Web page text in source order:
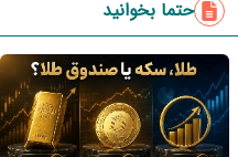
حتما بخوانید